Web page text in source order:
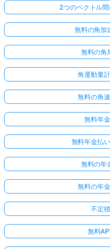
2つのベクトル
無料の角加
無料の角
角運動量
無料の角
無料年
無料年金払
無料の年
無料の年
不定
無料